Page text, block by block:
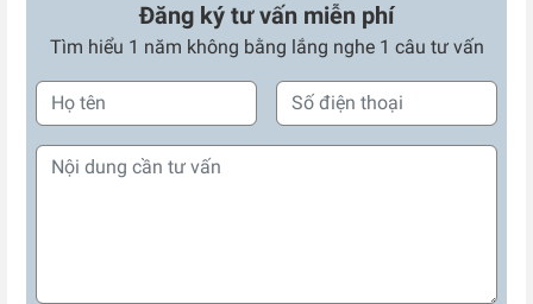
Đăng ký tư vấn miễn phí
Tìm hiểu 1 năm không bằng lắng nghe 1 câu tư vấn